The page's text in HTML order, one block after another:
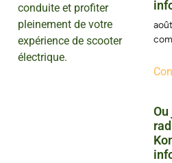
conduite et profiter
pleinement de votre
expérience de scooter
électrique.